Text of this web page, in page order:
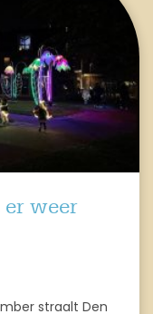
er weer
straalt Den